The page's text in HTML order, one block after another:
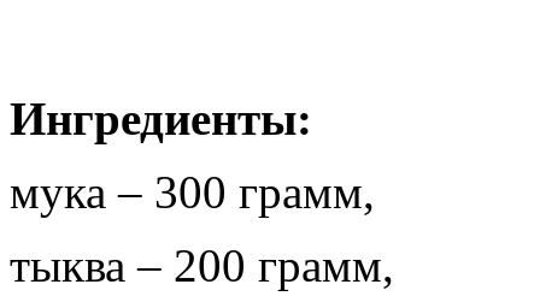
Ингредиенты:
мука – 300 грамм,
тыква – 200 грамм,